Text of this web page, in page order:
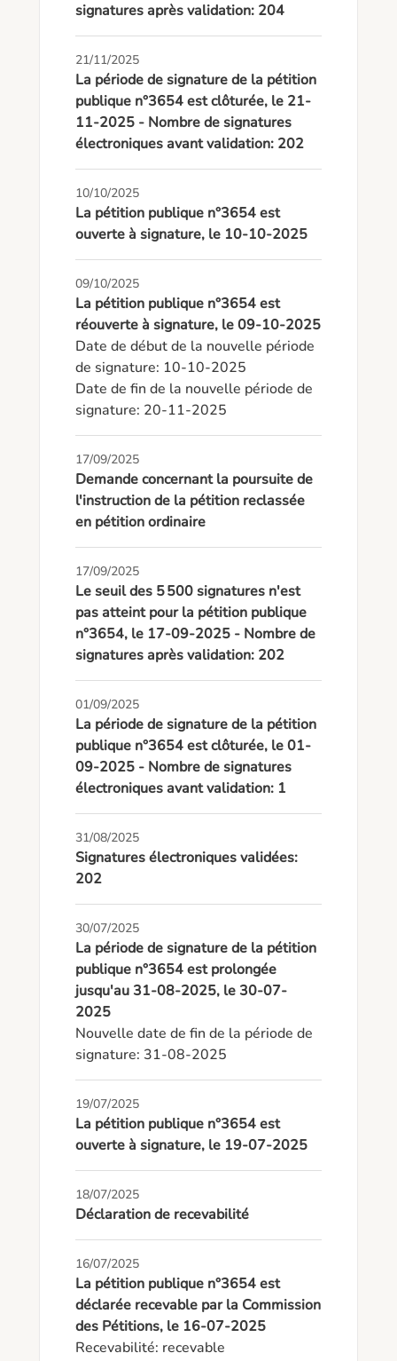
signatures après validation: 204
21/11/2025
La période de signature de la pétition
publique n°3654 est clôturée, le 21-
11-2025 - Nombre de signatures
électroniques avant validation: 202
10/10/2025
La pétition publique n°3654 est
ouverte à signature, le 10-10-2025
09/10/2025
La pétition publique n°3654 est
réouverte à signature, le 09-10-2025
Date de début de la nouvelle période
de signature: 10-10-2025
Date de fin de la nouvelle période de
signature: 20-11-2025
17/09/2025
Demande concernant la poursuite de
l'instruction de la pétition reclassée
en pétition ordinaire
17/09/2025
Le seuil des 5 500 signatures n'est
pas atteint pour la pétition publique
n°3654, le 17-09-2025 - Nombre de
signatures après validation: 202
01/09/2025
La période de signature de la pétition
publique n°3654 est clôturée, le 01-
09-2025 - Nombre de signatures
électroniques avant validation: 1
31/08/2025
Signatures électroniques validées:
202
30/07/2025
La période de signature de la pétition
publique n°3654 est prolongée
jusqu'au 31-08-2025, le 30-07-
2025
Nouvelle date de fin de la période de
signature: 31-08-2025
19/07/2025
La pétition publique n°3654 est
ouverte à signature, le 19-07-2025
18/07/2025
Déclaration de recevabilité
16/07/2025
La pétition publique n°3654 est
déclarée recevable par la Commission
des Pétitions, le 16-07-2025
Recevabilité: recevable